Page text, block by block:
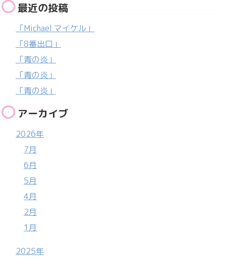
最近の投稿
「Michael マイケル」
「8番出口」
「青の炎」
「青の炎」
「青の炎」
アーカイブ
2026年
7月
6月
5月
4月
2月
1月
2025年